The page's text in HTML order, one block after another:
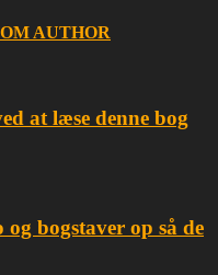
AUTHOR
at læse denne bog
bogstaver op så de